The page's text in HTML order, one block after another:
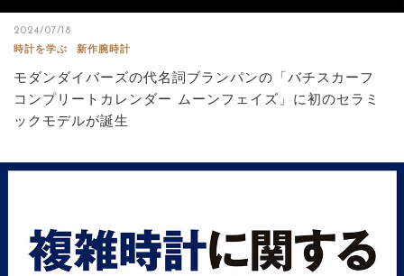
2024/07/18
時計を学ぶ
新作腕時計
モダンダイバーズの代名詞ブランパンの「バチスカーフ
コンプリートカレンダー ムーンフェイズ」に初のセラミ
ックモデルが誕生